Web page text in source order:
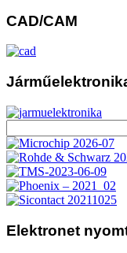
CAD/CAM
Elektronet